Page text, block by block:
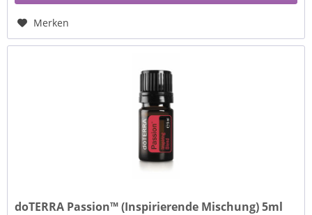
Merken
doTERRA Passion™ (Inspirierende Mischung) 5ml